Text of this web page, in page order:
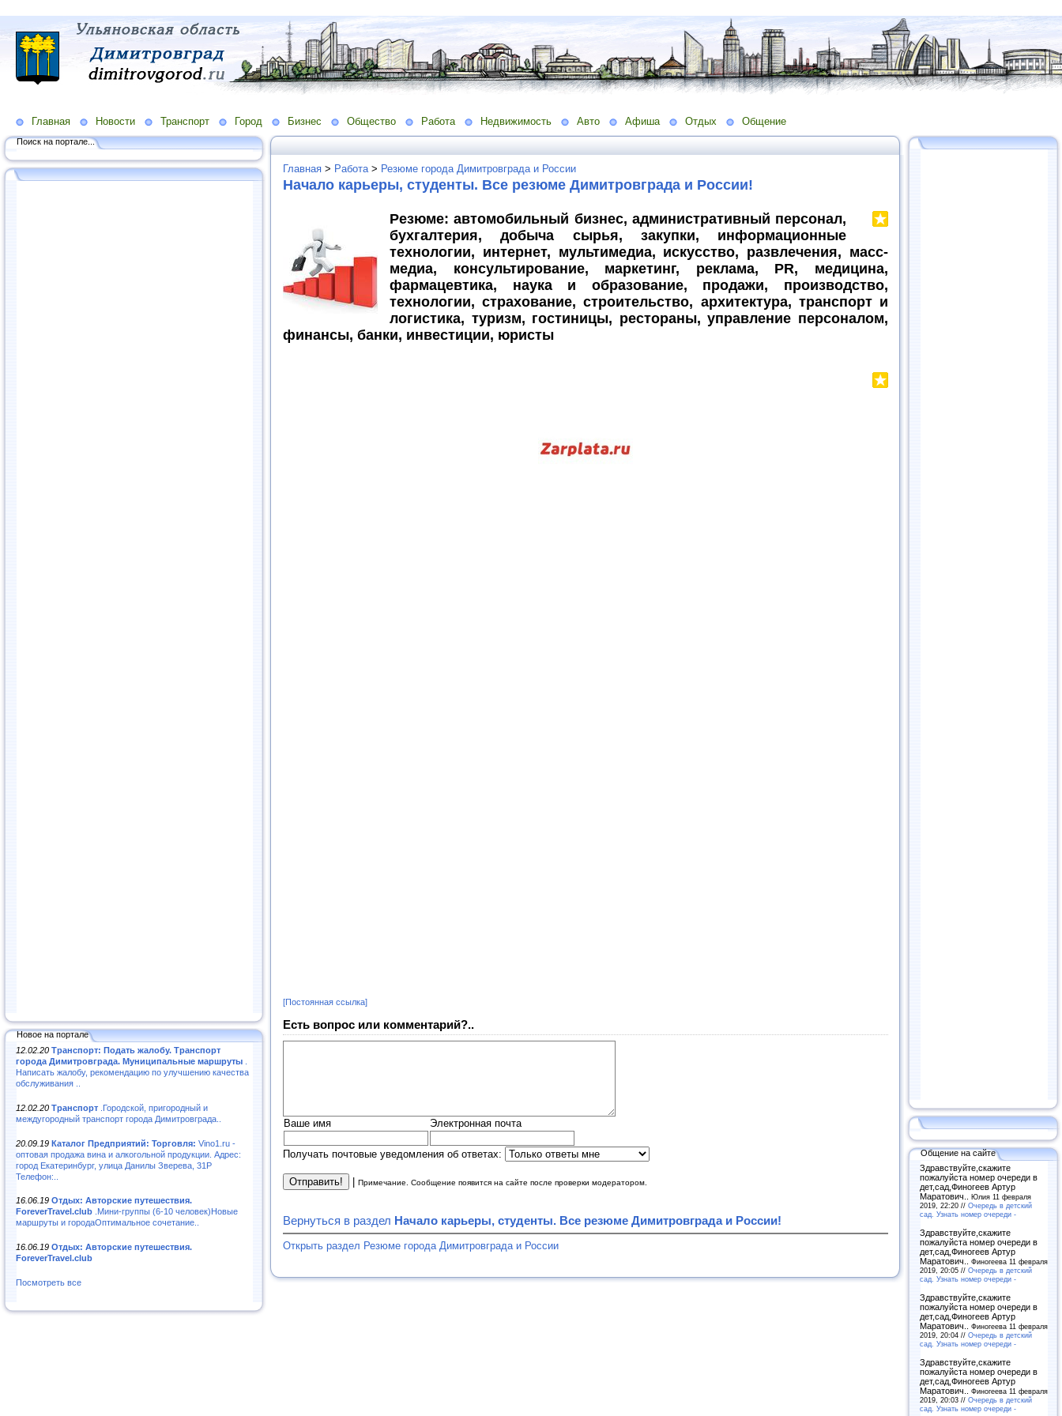
Главная Новости Транспорт Город Бизнес Общество Работа Недвижимость Авто Афиша Отдых Общение
Поиск на портале...
Новое на портале
12.02.20 Транспорт: Подать жалобу. Транспорт
города Димитровграда. Муниципальные маршруты
Написать жалобу, рекомендацию по улучшению качества
обслуживания ..
12.02.20 Транспорт .Городской, пригородный и
междугородный транспорт города Димитровграда..
20.09.19 Каталог Предприятий: Торговля: Vino1.ru -
оптовая продажа вина и алкогольной продукции. Адрес:
город Екатеринбург, улица Данилы Зверева, 31Р
Телефон:..
16.06.19 Отдых: Авторские путешествия.
ForeverTravel.club .Мини-группы (6-10 человек)Новые
маршруты и городаОптимальное сочетание..
16.06.19 Отдых: Авторские путешествия.
ForeverTravel.club
Посмотреть все
Главная > Работа > Резюме города Димитровграда и России
Начало карьеры, студенты. Все резюме Димитровграда и России!
Резюме: автомобильный бизнес, административный персонал,
бухгалтерия, добыча сырья, закупки, информационные
технологии, интернет, мультимедиа, искусство, развлечения, масс-
медиа, консультирование, маркетинг, реклама, PR, медицина,
фармацевтика, наука и образование, продажи, производство,
технологии, страхование, строительство, архитектура, транспорт и
логистика, туризм, гостиницы, рестораны, управление персоналом,
финансы, банки, инвестиции, юристы
[Постоянная ссылка]
Есть вопрос или комментарий?..
Ваше имя Электронная почта
Получать почтовые уведомления об ответах:
Примечание. Сообщение появится на сайте после проверки модератором.
Вернуться в раздел Начало карьеры, студенты. Все резюме Димитровграда и России!
Открыть раздел Резюме города Димитровграда и России
Общение на сайте
Здравствуйте,скажите
пожалуйста номер очереди в
дет,сад,Финогеев Артур
Маратович.. Юлия 11 февраля
2019, 22:20 // Очередь в детский
сад. Узнать номер очереди -
Здравствуйте,скажите
пожалуйста номер очереди в
дет,сад,Финогеев Артур
Маратович.. Финогеева 11 февраля
2019, 20:05 // Очередь в детский
сад. Узнать номер очереди -
Здравствуйте,скажите
пожалуйста номер очереди в
дет,сад,Финогеев Артур
Маратович.. Финогеева 11 февраля
2019, 20:04 // Очередь в детский
сад. Узнать номер очереди -
Здравствуйте,скажите
пожалуйста номер очереди в
дет,сад,Финогеев Артур
Маратович.. Финогеева 11 февраля
2019, 20:03 // Очередь в детский
сад. Узнать номер очереди -